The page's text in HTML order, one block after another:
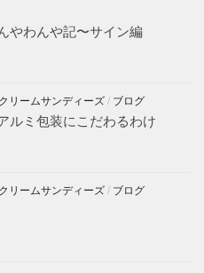
やわんや記〜サイン編
クリームサンディーズ / ブログ
ルミ包装にこだわるわけ
クリームサンディーズ / ブログ